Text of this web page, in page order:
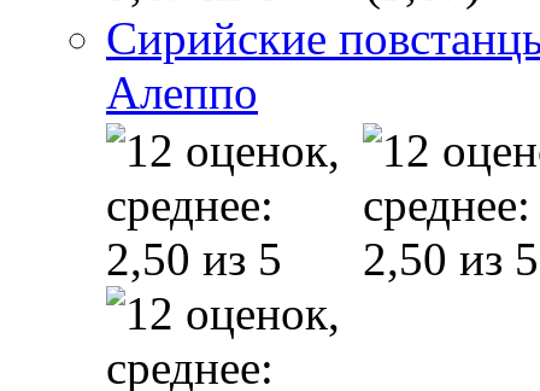
Сирийские
Алеппо